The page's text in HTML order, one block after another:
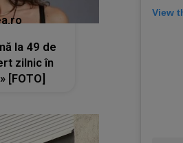
View
la 49 de
zilnic în
[FOTO]